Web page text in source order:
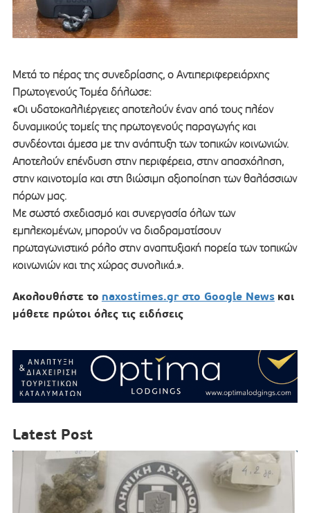
Μετά το πέρας της συνεδρίασης, ο Αντιπεριφερειάρχης
Πρωτογενούς Τομέα δήλωσε:
«Οι υδατοκαλλιέργειες αποτελούν έναν από τους πλέον
δυναμικούς τομείς της πρωτογενούς παραγωγής και
συνδέονται άμεσα με την ανάπτυξη των τοπικών κοινωνιών.
Αποτελούν επένδυση στην περιφέρεια, στην απασχόληση,
στην καινοτομία και στη βιώσιμη αξιοποίηση των θαλάσσιων
πόρων μας.
Με σωστό σχεδιασμό και συνεργασία όλων των
εμπλεκομένων, μπορούν να διαδραματίσουν
πρωταγωνιστικό ρόλο στην αναπτυξιακή πορεία των τοπικών
κοινωνιών και της χώρας συνολικά.».
Ακολουθήστε το naxostimes.gr στο Google News και
μάθετε πρώτοι όλες τις ειδήσεις
Latest Post